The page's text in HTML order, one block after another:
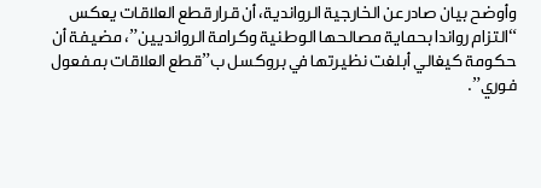
وأوضح بيان صادر عن الخارجية الرواندية، أن قرار قطع العلاقات يعكس
“التزام رواندا بحماية مصالحها الوطنية وكرامة الروانديين”، مضيفة أن
حكومة كيغالي أبلغت نظيرتها في بروكسل ب”قطع العلاقات بمفعول
فوري”.